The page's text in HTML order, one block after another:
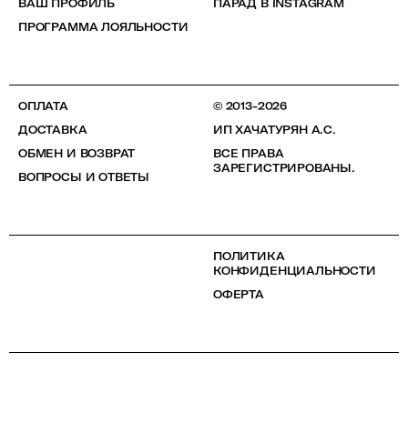
ВАШ ПРОФИЛЬ
ПРОГРАММА ЛОЯЛЬНОСТИ
ПАРАД В INSTAGRAM
ОПЛАТА
ДОСТАВКА
ОБМЕН И ВОЗВРАТ
ВОПРОСЫ И ОТВЕТЫ
© 2013-2026
ИП ХАЧАТУРЯН А.С.
ВСЕ ПРАВА
ЗАРЕГИСТРИРОВАНЫ.
ПОЛИТИКА
КОНФИДЕНЦИАЛЬНОСТИ
ОФЕРТА